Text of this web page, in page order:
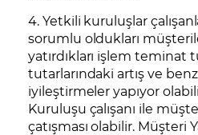
4. Yetkili kuruluşlar
sorumlu oldukları
yatırdıkları işlem teminat
tutarlarındaki artış ve
iyileştirmeler yapıyor
Kuruluşu çalışanı ile
çatışması olabilir. Müşteri